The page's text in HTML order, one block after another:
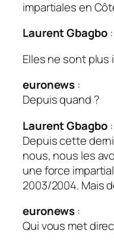
impartiales en
Laurent Gbagbo:
Elles ne sont plus
euronews :
Depuis quand ?
Laurent Gbagbo:
Depuis cette
nous, nous les
une force
2003/2004. Mais
euronews :
Qui vous met